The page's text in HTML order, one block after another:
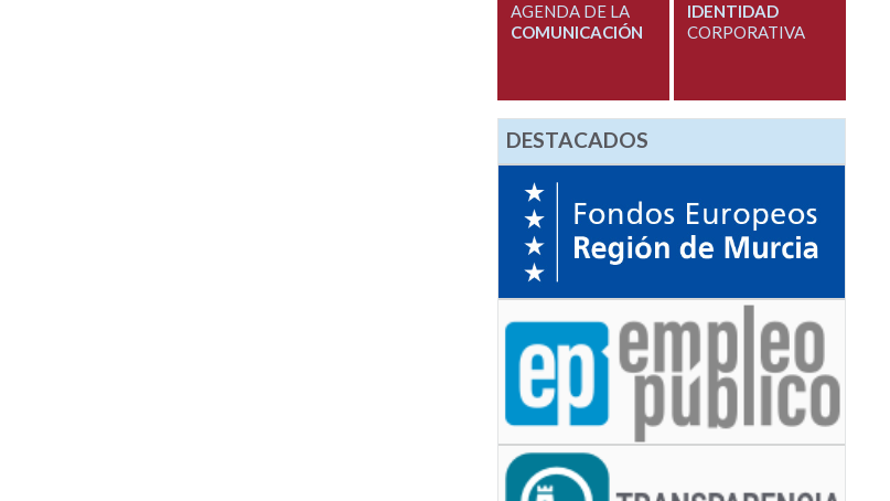
AGENDA DE LA
COMUNICACIÓN
IDENTIDAD
CORPORATIVA
DESTACADOS